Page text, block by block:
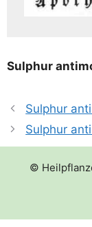
Sulp­hur
Sulphur
Sulphur
©